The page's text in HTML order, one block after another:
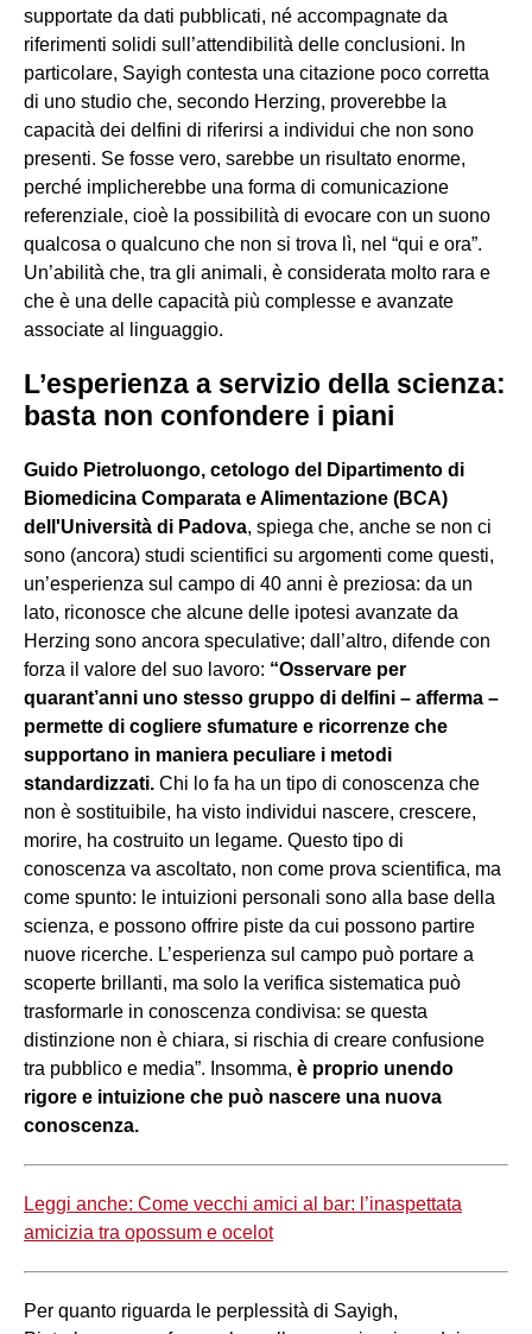
supportate da dati pubblicati, né accompagnate da
riferimenti solidi sull’attendibilità delle conclusioni. In
particolare, Sayigh contesta una citazione poco corretta
di uno studio che, secondo Herzing, proverebbe la
capacità dei delfini di riferirsi a individui che non sono
presenti. Se fosse vero, sarebbe un risultato enorme,
perché implicherebbe una forma di comunicazione
referenziale, cioè la possibilità di evocare con un suono
qualcosa o qualcuno che non si trova lì, nel “qui e ora”.
Un’abilità che, tra gli animali, è considerata molto rara e
che è una delle capacità più complesse e avanzate
associate al linguaggio.
L’esperienza a servizio della scienza:
basta non confondere i piani
Guido Pietroluongo, cetologo del Dipartimento di
Biomedicina Comparata e Alimentazione (BCA)
dell'Università di Padova, spiega che, anche se non ci
sono (ancora) studi scientifici su argomenti come questi,
un’esperienza sul campo di 40 anni è preziosa: da un
lato, riconosce che alcune delle ipotesi avanzate da
Herzing sono ancora speculative; dall’altro, difende con
forza il valore del suo lavoro: “Osservare per
quarant’anni uno stesso gruppo di delfini – afferma –
permette di cogliere sfumature e ricorrenze che
supportano in maniera peculiare i metodi
standardizzati. Chi lo fa ha un tipo di conoscenza che
non è sostituibile, ha visto individui nascere, crescere,
morire, ha costruito un legame. Questo tipo di
conoscenza va ascoltato, non come prova scientifica, ma
come spunto: le intuizioni personali sono alla base della
scienza, e possono offrire piste da cui possono partire
nuove ricerche. L’esperienza sul campo può portare a
scoperte brillanti, ma solo la verifica sistematica può
trasformarle in conoscenza condivisa: se questa
distinzione non è chiara, si rischia di creare confusione
tra pubblico e media”. Insomma, è proprio unendo
rigore e intuizione che può nascere una nuova
conoscenza.
Leggi anche: Come vecchi amici al bar: l’inaspettata
amicizia tra opossum e ocelot
Per quanto riguarda le perplessità di Sayigh,